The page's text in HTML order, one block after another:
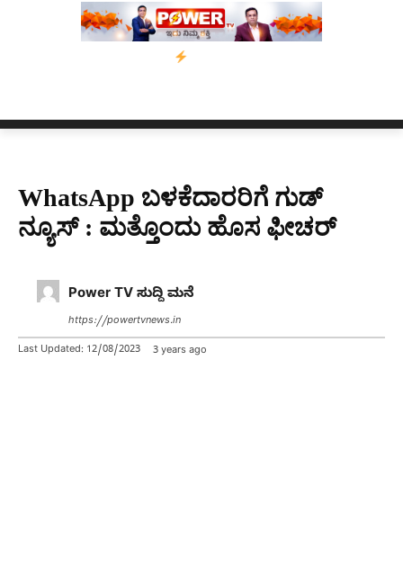
ನ್ಯೂಸ್ ಕಾರ್ಪ್‌ಗೆ ಎಐಯಿಂದ ಸಂಕಷ್ಟ: ಆಸ್ಟ್ರೇಲಿಯಾದಲ್ಲಿ
WhatsApp ಬಳಕೆದಾರರಿಗೆ ಗುಡ್
ನ್ಯೂಸ್ : ಮತ್ತೊಂದು ಹೊಸ ಫೀಚರ್
Power TV ಸುದ್ದಿ ಮನೆ
https://powertvnews.in
Last Updated: 12/08/2023 3 years ago